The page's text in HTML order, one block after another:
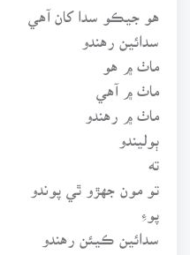
هو جيڪو سدا کان آهي
سدائين رهندو
ماٺ ۾ هو
ماٺ ۾ آهي
ماٺ ۾ رهندو
ٻوليندو
تو مون جهڙو ٿي پوندو
سدائين ڪيئن رهندو